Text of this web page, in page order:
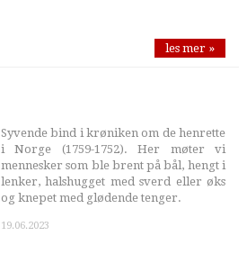
les mer »
Syvende bind i krøniken om de henrette
i Norge (1759-1752). Her møter vi
mennesker som ble brent på bål, hengt i
lenker, halshugget med sverd eller øks
og knepet med glødende tenger.
19.06.2023